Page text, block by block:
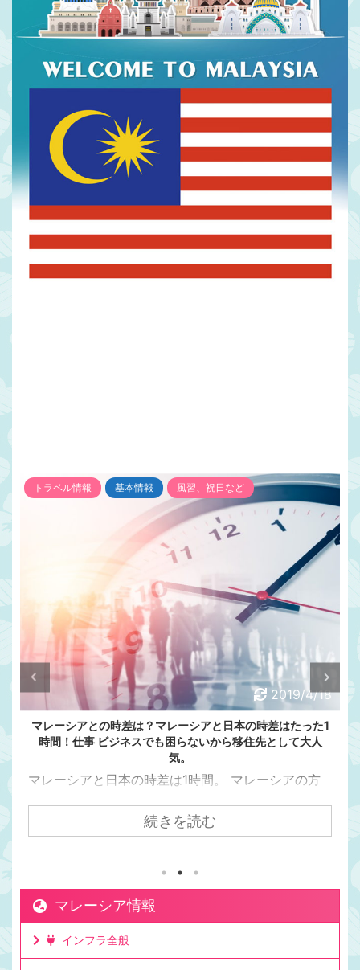
トラベル情報 基本情報 風習、祝日など
2019/4/18
マレーシアとの時差は？マレーシアと日本の時差はたった1
時間！仕事 ビジネスでも困らないから移住先として大人
気。
マレーシアと日本の時差は1時間。 マレーシアの方
意外と知られてないんですよね。 日本とマレーシア
の時差は1時間です。 マレーシアの方が日本より1時
時。朝6時はまだ真っ暗です。 ママチキ ママチキは
お弁当を作るために、マレー時間で朝5時半には起き
てますが、まだ夜中！という暗さです。 日本からク
アラルンプールまで飛行機で7時間かかるけど時差は
続きを読む
マレーシア情報
インフラ全般